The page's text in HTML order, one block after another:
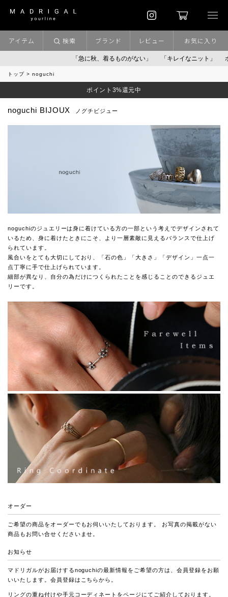
「急に秋、着るものがない」 「キレイなニット」 ポイント
アイテム 検索 ブランド レビュー お気に入り
トップ noguchi
ポイント3%還元中
noguchi BIJOUX ノグチビジュー
noguchiのジュエリーは身に着けている方の一部という考えでデザインされて
いるため、身に着けたときにこそ、より一層素敵に見えるバランスで仕上げ
られています。
風合いをとても大切にしており、「石の色」「大きさ」「デザイン」一点一
点丁寧に手で仕上げられています。
細部が異なり、自分の為だけにつくられたことを感じることのできるジュエ
リーです。
オーダー
ご希望の商品をオーダーでもお伺いいたしております。 お写真の掲載がない
商品もお問い合せくださいませ。
お知らせ
マドリガルがお届けするnoguchiの最新情報をご希望の方は、会員登録をお願
いいたします。会員登録は こちらから。
リングの重ね付けや手元コーディネートをページにてご紹介しております。